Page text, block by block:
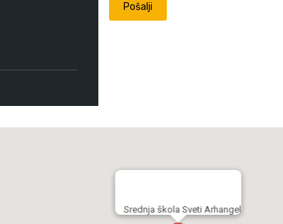
Pošalji
Srednja škola Sveti Arhangel